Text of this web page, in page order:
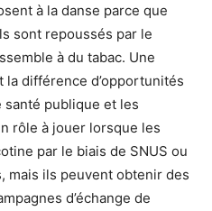
à la danse parce que
sont repoussés par le
à du tabac. Une
différence d’opportunités
santé publique et les
rôle à jouer lorsque les
par le biais de SNUS ou
mais ils peuvent obtenir des
d’échange de